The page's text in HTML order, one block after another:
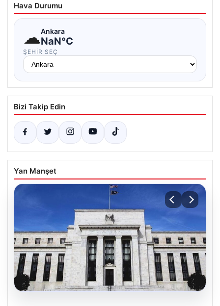
Hava Durumu
☁Ankara
NaN°C
ŞEHIR SEÇ
Bizi Takip Edin
Yan Manşet